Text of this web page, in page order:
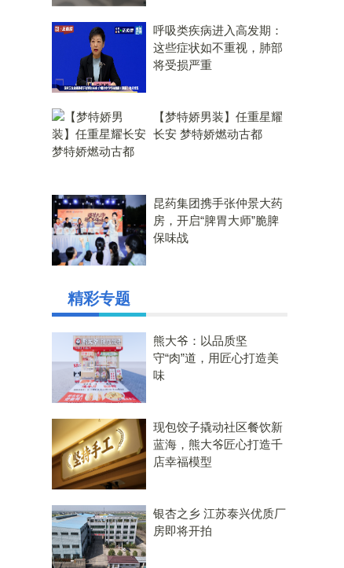
呼吸类疾病进入高发期：
这些症状如不重视，肺部
将受损严重
【梦特娇男装】任重星耀
长安 梦特娇燃动古都
昆药集团携手张仲景大药
房，开启“脾胃大师”脆脾
保味战
精彩专题
熊大爷：以品质坚
守“肉”道，用匠心打造美
味
现包饺子撬动社区餐饮新
蓝海，熊大爷匠心打造千
店幸福模型
银杏之乡 江苏泰兴优质厂
房即将开拍